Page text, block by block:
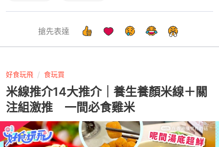
搶先表達
好食玩飛 食玩買
米線推介14大推介｜養生養顏米線＋關
注組激推 一間必食雞米